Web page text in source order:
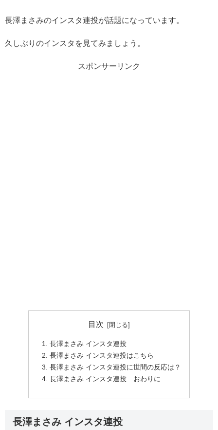
長澤まさみのインスタ連投が話題になっています。
久しぶりのインスタを見てみましょう。
スポンサーリンク
目次
長澤まさみ インスタ連投
長澤まさみ インスタ連投はこちら
長澤まさみ インスタ連投に世間の反応は？
長澤まさみ インスタ連投 おわりに
長澤まさみ インスタ連投